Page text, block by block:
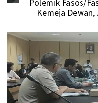
Polemik Fasos/
Kemeja